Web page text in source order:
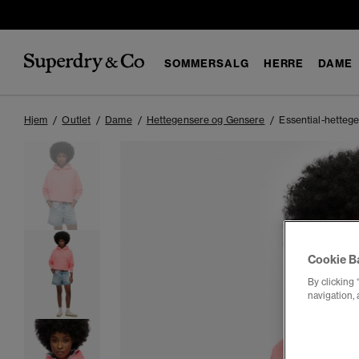
SOMMERSALG HERRE DAME
Hjem Outlet Dame Hettegensere og Gensere Essential-
Cookie
By clicking
navigation,